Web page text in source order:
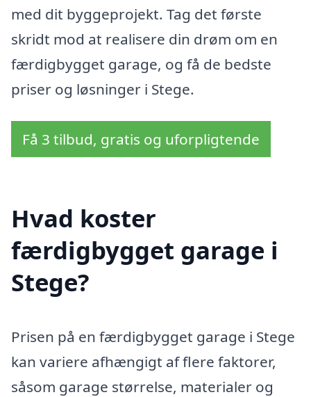
med dit byggeprojekt. Tag det første
skridt mod at realisere din drøm om en
færdigbygget garage, og få de bedste
priser og løsninger i Stege.
Få 3 tilbud, gratis og uforpligtende
Hvad koster
færdigbygget garage i
Stege?
Prisen på en færdigbygget garage i Stege
kan variere afhængigt af flere faktorer,
såsom garage størrelse, materialer og